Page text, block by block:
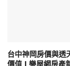
台中神岡房價與透
價值 | 樂屋網房產